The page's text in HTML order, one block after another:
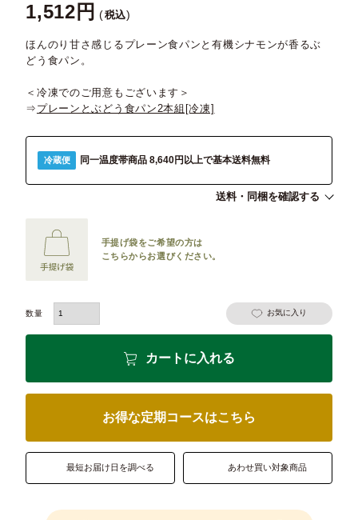
1,512 税込
ほんのり甘さ感じるプレーン食パンと有機シナモンが香るぶ
どう食パン。
＜冷凍でのご用意もございます＞
⇒ プレーンとぶどう食パン2本組[冷凍]
冷蔵便 同一温度帯商品 8,640円以上で基本送料無料
送料・同梱を確認する
手提げ袋をご希望の方は
こちらからお選びください。
お気に入り
カートに入れる
お得な定期コースはこちら
最短お届け日を調べる あわせ買い対象商品